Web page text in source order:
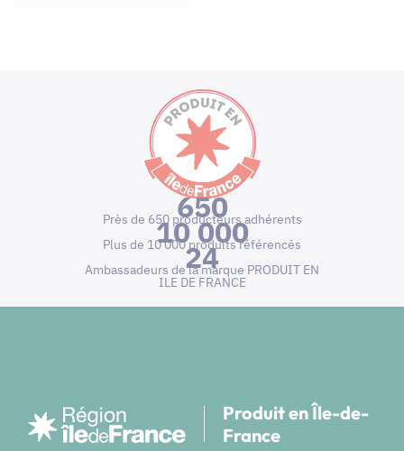
650
Près de 650 producteurs adhérents
10 000
Plus de 10 000 produits référencés
24
Ambassadeurs de la marque PRODUIT EN
ILE DE FRANCE
Produit en Île-de-
France